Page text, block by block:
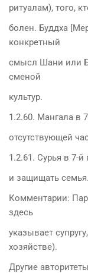
ритуалам), того,
болен. Буддха
конкретный
смысл Шани или
сменой
культур.
1.2.60. Мангала в
отсутствующей
1.2.61. Сурья в 7-й
и защищать семья.
Комментарии:
здесь
указывает
хозяйстве).
Другие